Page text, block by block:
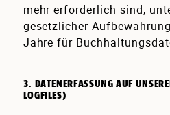
mehr erforderlich sind,
gesetzlicher
Jahre für
3. DATENERFASSUNG AUF
LOGFILES)